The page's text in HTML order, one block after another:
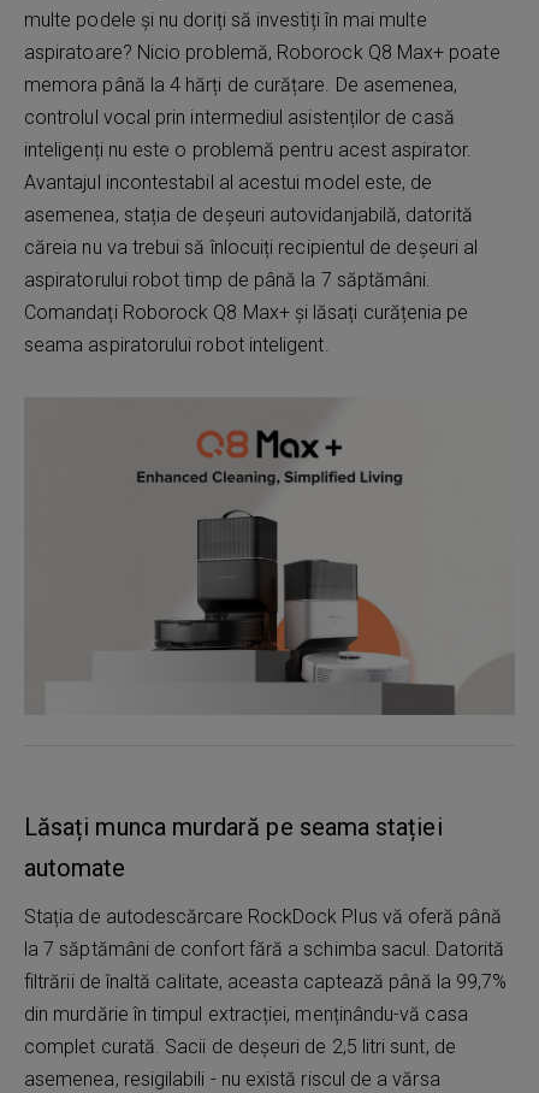
multe podele și nu doriți să investiți în mai multe
aspiratoare? Nicio problemă, Roborock Q8 Max+ poate
memora până la 4 hărți de curățare. De asemenea,
controlul vocal prin intermediul asistenților de casă
inteligenți nu este o problemă pentru acest aspirator.
Avantajul incontestabil al acestui model este, de
asemenea, stația de deșeuri autovidanjabilă, datorită
căreia nu va trebui să înlocuiți recipientul de deșeuri al
aspiratorului robot timp de până la 7 săptămâni.
Comandați Roborock Q8 Max+ și lăsați curățenia pe
seama aspiratorului robot inteligent.
Lăsați munca murdară pe seama stației
automate
Stația de autodescărcare RockDock Plus vă oferă până
la 7 săptămâni de confort fără a schimba sacul. Datorită
filtrării de înaltă calitate, aceasta captează până la 99,7%
din murdărie în timpul extracției, menținându-vă casa
complet curată. Sacii de deșeuri de 2,5 litri sunt, de
asemenea, resigilabili - nu există riscul de a vărsa